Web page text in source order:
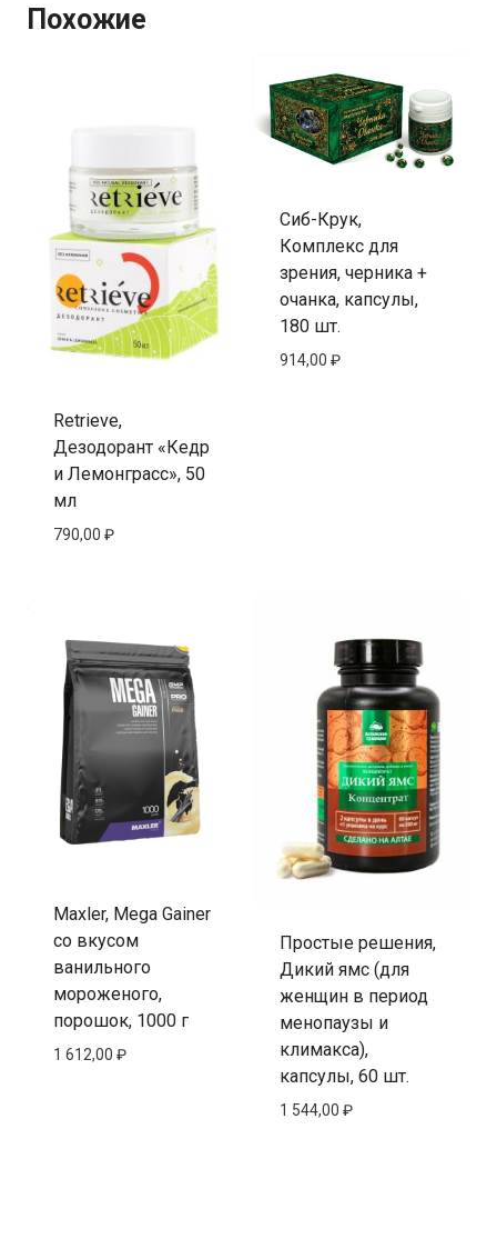
Похожие
Retrieve,
Дезодорант «Кедр
и Лемонграсс», 50
мл
790,00 ₽
Сиб-Крук,
Комплекс для
зрения, черника +
очанка, капсулы,
180 шт.
914,00 ₽
Maxler, Mega Gainer
со вкусом
ванильного
мороженого,
порошок, 1000 г
1 612,00 ₽
Простые решения,
Дикий ямс (для
женщин в период
менопаузы и
климакса),
капсулы, 60 шт.
1 544,00 ₽